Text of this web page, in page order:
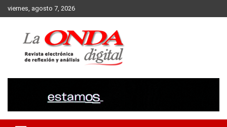
Skip
to
viernes, agosto 7, 2026